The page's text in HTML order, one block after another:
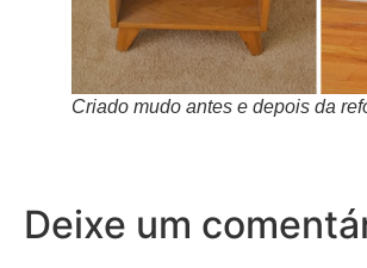
Criado mudo antes e depois da
Deixe um